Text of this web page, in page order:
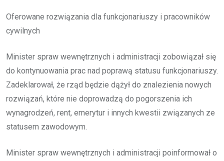
Oferowane rozwiązania dla funkcjonariuszy i pracowników
cywilnych
Minister spraw wewnętrznych i administracji zobowiązał się
do kontynuowania prac nad poprawą statusu funkcjonariuszy.
Zadeklarował, że rząd będzie dążył do znalezienia nowych
rozwiązań, które nie doprowadzą do pogorszenia ich
wynagrodzeń, rent, emerytur i innych kwestii związanych ze
statusem zawodowym.
Minister spraw wewnętrznych i administracji poinformował o